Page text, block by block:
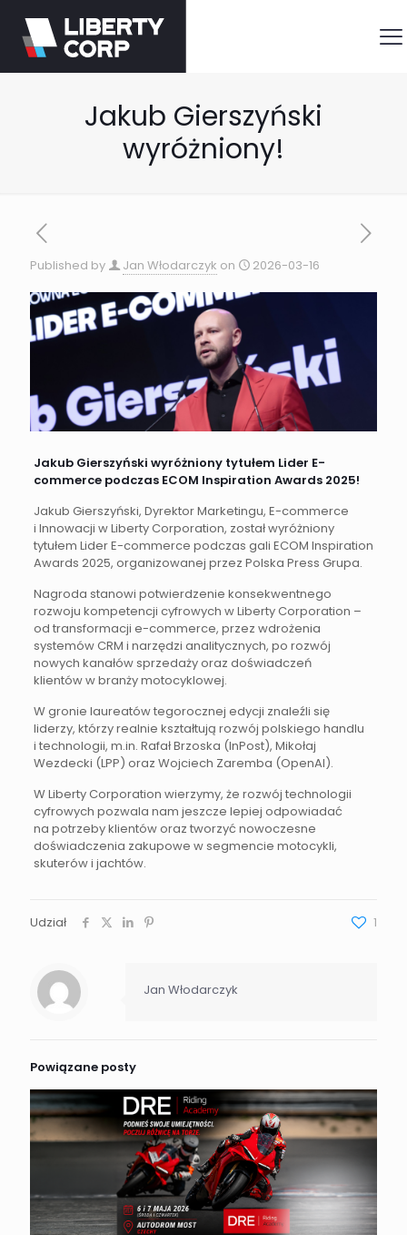
Jakub Gierszyński
wyróżniony!
Published by Jan Włodarczyk on 2026-03-16
Jakub Gierszyński wyróżniony tytułem Lider E-
commerce podczas ECOM Inspiration Awards 2025!
Jakub Gierszyński, Dyrektor Marketingu, E-commerce
i Innowacji w Liberty Corporation, został wyróżniony
tytułem Lider E-commerce podczas gali ECOM Inspiration
Awards 2025, organizowanej przez Polska Press Grupa.
Nagroda stanowi potwierdzenie konsekwentnego
rozwoju kompetencji cyfrowych w Liberty Corporation –
od transformacji e-commerce, przez wdrożenia
systemów CRM i narzędzi analitycznych, po rozwój
nowych kanałów sprzedaży oraz doświadczeń
klientów w branży motocyklowej.
W gronie laureatów tegorocznej edycji znaleźli się
liderzy, którzy realnie kształtują rozwój polskiego handlu
i technologii, m.in. Rafał Brzoska (InPost), Mikołaj
Wezdecki (LPP) oraz Wojciech Zaremba (OpenAI).
W Liberty Corporation wierzymy, że rozwój technologii
cyfrowych pozwala nam jeszcze lepiej odpowiadać
na potrzeby klientów oraz tworzyć nowoczesne
doświadczenia zakupowe w segmencie motocykli,
skuterów i jachtów.
Udział 1
Jan Włodarczyk
Powiązane posty